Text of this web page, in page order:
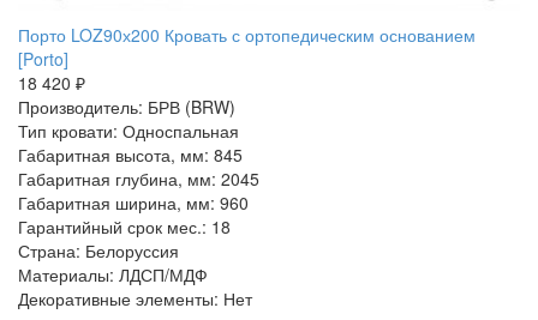
Порто LOZ90х200 Кровать с ортопедическим основанием
[Porto]
18 420 ₽
Производитель: БРВ (BRW)
Тип кровати: Односпальная
Габаритная высота, мм: 845
Габаритная глубина, мм: 2045
Габаритная ширина, мм: 960
Гарантийный срок мес.: 18
Страна: Белоруссия
Материалы: ЛДСП/МДФ
Декоративные элементы: Нет